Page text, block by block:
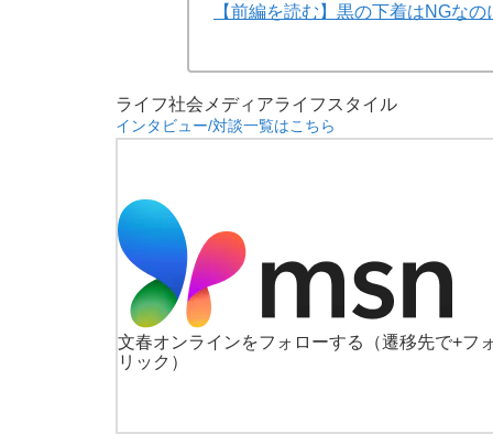
【前編を読む】黒の下着はNGな
ライフ社会 メディアライフスタイル
インタビュー/対談一覧はこちら
文春オンラインをフォローする
（遷移先で+フ
リック）